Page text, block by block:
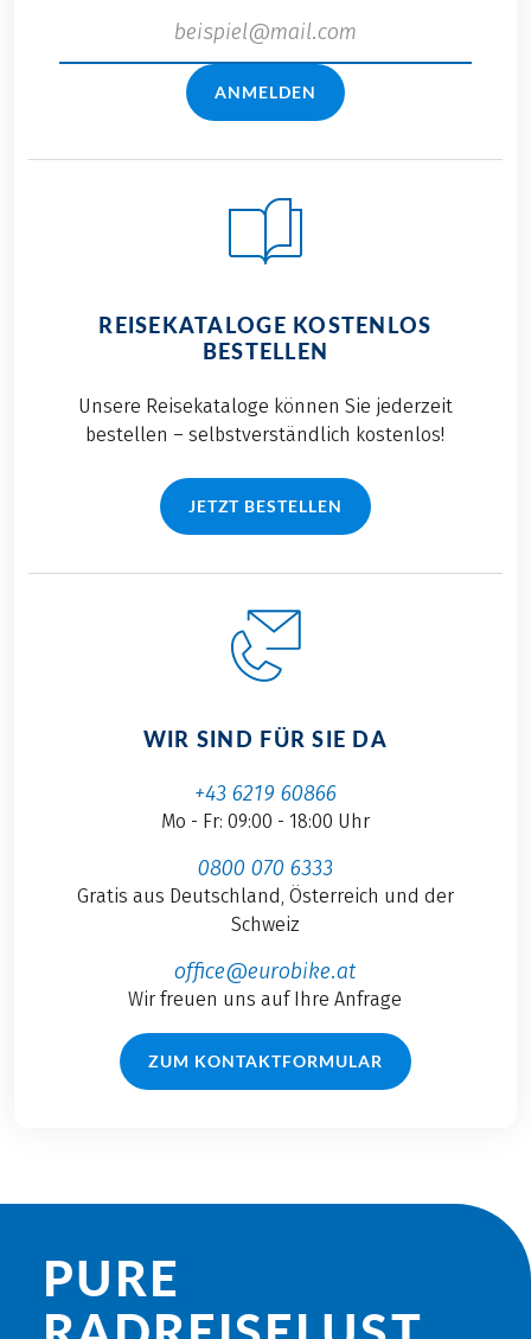
ANMELDEN
REISEKATALOGE KOSTENLOS
BESTELLEN
Unsere Reisekataloge können Sie jederzeit
bestellen – selbstverständlich kostenlos!
JETZT BESTELLEN
WIR SIND FÜR SIE DA
+43 6219 60866
Mo - Fr: 09:00 - 18:00 Uhr
0800 070 6333
Gratis aus Deutschland, Österreich und der
Schweiz
office@eurobike.at
Wir freuen uns auf Ihre Anfrage
ZUM KONTAKTFORMULAR
PURE